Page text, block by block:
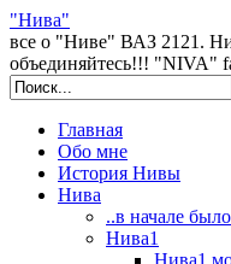
"Нива"
все о "Ниве" ВАЗ 2121.
объединяйтесь!!! "NIVA"
Главная
Обо мне
История Нивы
Нива
..в начале
Нива1
Нива1